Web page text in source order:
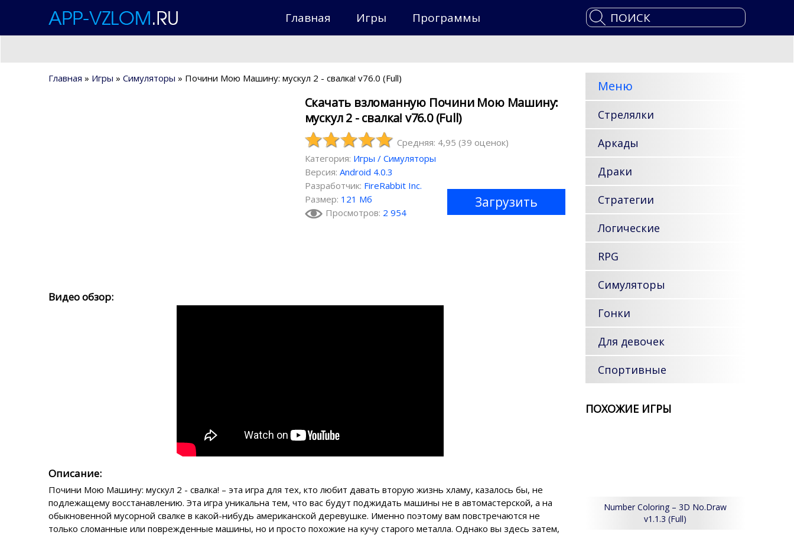
Главная Игры Программы
Главная » Игры » Симуляторы » Почини Мою Машину: мускул 2 - свалка! v76.0 (Full)
Скачать взломанную Почини Мою Машину:
мускул 2 - свалка! v76.0 (Full)
Средняя: 4,95 (39 оценок)
Категория: Игры / Симуляторы
Версия: Android 4.0.3
Разработчик: FireRabbit Inc.
Размер: 121 Мб
Просмотров: 2 954
Загрузить
Видео обзор:
Описание:
Почини Мою Машину: мускул 2 - свалка! – эта игра для тех, кто любит давать вторую жизнь хламу, казалось бы, не
подлежащему восстанавлению. Эта игра уникальна тем, что вас будут поджидать машины не в автомастерской, а на
обыкновенной мусорной свалке в какой-нибудь американской деревушке. Именно поэтому вам повстречаются не
только сломанные или поврежденные машины, но и просто похожие на кучу старого металла. Однако вы здесь затем,
Меню
Стрелялки
Аркады
Драки
Стратегии
Логические
RPG
Симуляторы
Гонки
Для девочек
Спортивные
ПОХОЖИЕ ИГРЫ
Number Coloring – 3D No.Draw
v1.1.3 (Full)